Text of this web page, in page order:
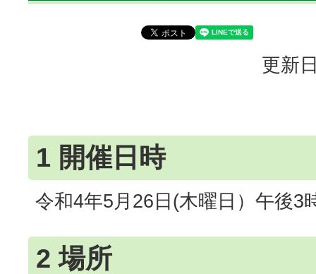
更新
1 開催日時
令和4年5月26日(木曜日）午後3
2 場所